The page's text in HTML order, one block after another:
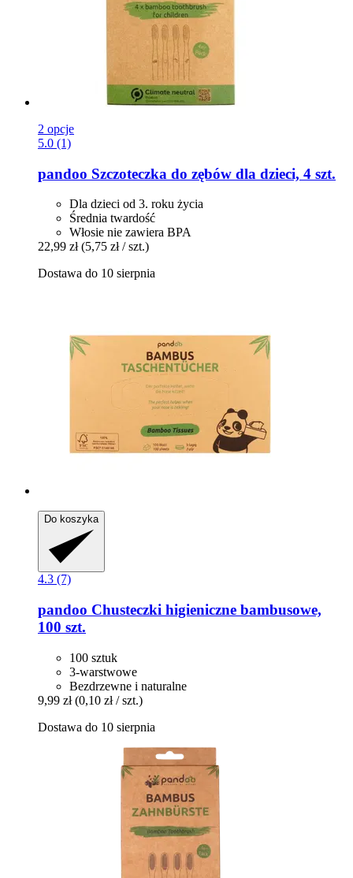
2 opcje
5.0 (1)
pandoo Szczoteczka do zębów dla dzieci, 4 szt.
Dla dzieci od 3. roku życia
Średnia twardość
Włosie nie zawiera BPA
22,99 zł (5,75 zł / szt.)
Dostawa do 10 sierpnia
Do koszyka
4.3 (7)
pandoo Chusteczki higieniczne bambusowe,
100 szt.
100 sztuk
3-warstwowe
Bezdrzewne i naturalne
9,99 zł (0,10 zł / szt.)
Dostawa do 10 sierpnia